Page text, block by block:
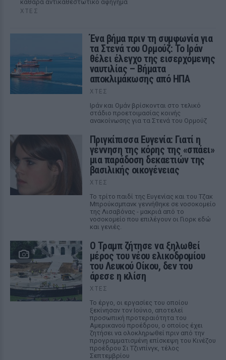
καθαρά αντικαθεστωτικό αφήγημα
ΧΤΕΣ
Ένα βήμα πριν τη συμφωνία για
τα Στενά του Ορμούζ: Το Ιράν
θέλει έλεγχο της εισερχόμενης
ναυτιλίας – Βήματα
αποκλιμάκωσης από ΗΠΑ
ΧΤΕΣ
Ιράν και Ομάν βρίσκονται στο τελικό
στάδιο προετοιμασίας κοινής
ανακοίνωσης για τα Στενά του Ορμούζ
Πριγκίπισσα Ευγενία: Γιατί η
γέννηση της κόρης της «σπάει»
μια παράδοση δεκαετιών της
βασιλικής οικογένειας
ΧΤΕΣ
Το τρίτο παιδί της Ευγενίας και του Τζακ
Μπρούκσμπανκ γεννήθηκε σε νοσοκομείο
της Λισαβόνας - μακριά από το
νοσοκομείο που επιλέγουν οι Γιορκ εδώ
και γενιές.
Ο Τραμπ ζήτησε να ξηλωθεί
μέρος του νέου ελικοδρομίου
του Λευκού Οίκου, δεν του
άρεσε η κλίση
ΧΤΕΣ
Το έργο, οι εργασίες του οποίου
ξεκίνησαν τον Ιούνιο, αποτελεί
προσωπική προτεραιότητα του
Αμερικανού προέδρου, ο οποίος έχει
ζητήσει να ολοκληρωθεί πριν από την
προγραμματισμένη επίσκεψη του Κινέζου
προέδρου Σι Τζινπίνγκ, τέλος
Σεπτεμβρίου